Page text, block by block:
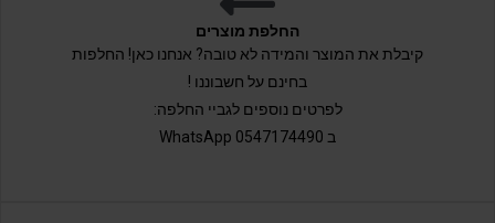
החלפת מוצרים
קיבלת את המוצר והמידה לא טובה? אנחנו כאן! החלפות
בחינם על חשבוננו !
לפרטים נוספים לגביי החלפה:
ב 0547174490 WhatsApp